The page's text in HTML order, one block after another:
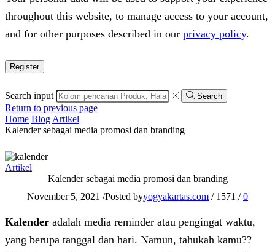
throughout this website, to manage access to your account,
and for other purposes described in our privacy policy.
Register
Search input Search
Return to previous page
Home Blog Artikel
Kalender sebagai media promosi dan branding
Artikel
Kalender sebagai media promosi dan branding
November 5, 2021 /Posted byyogyakartas.com / 1571 / 0
Kalender adalah media reminder atau pengingat waktu,
yang berupa tanggal dan hari. Namun, tahukah kamu??